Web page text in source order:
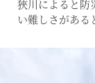
狹川によると防
い難しさがある